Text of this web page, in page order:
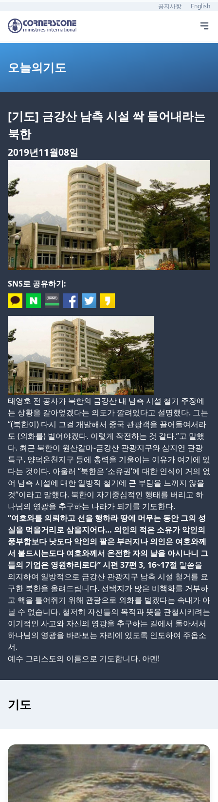
공지사항 English
오늘의기도
[기도] 금강산 남측 시설 싹 들어내라는
북한
2019년11월08일
SNS로 공유하기:
태영호 전 공사가 북한의 금강산 내 남측 시설 철거 주장에
는 상황을 갈아엎겠다는 의도가 깔려있다고 설명했다. 그는
“(북한이) 다시 그걸 개발해서 중국 관광객을 끌어들여서라
도 (외화를) 벌어야겠다. 이렇게 작전하는 것 같다.”고 말했
다. 최근 북한이 원산갈마-금강산 관광지구와 삼지연 관광
특구, 양덕온천지구 등에 총력을 기울이는 이유가 여기에 있
다는 것이다. 아울러 “북한은 ‘소유권’에 대한 인식이 거의 없
어 남측 시설에 대한 일방적 철거에 큰 부담을 느끼지 않을
것”이라고 말했다. 북한이 자기중심적인 행태를 버리고 하
나님의 영광을 추구하는 나라가 되기를 기도한다.
“여호와를 의뢰하고 선을 행하라 땅에 머무는 동안 그의 성
실을 먹을거리로 삼을지어다… 의인의 적은 소유가 악인의
풍부함보다 낫도다 악인의 팔은 부러지나 의인은 여호와께
서 붙드시는도다 여호와께서 온전한 자의 날을 아시나니 그
들의 기업은 영원하리로다” 시편 37편 3, 16~17절 말씀을
의지하여 일방적으로 금강산 관광지구 남측 시설 철거를 요
구한 북한을 올려드립니다. 선택지가 많은 비핵화를 거부하
고 핵을 틀어쥐기 위해 관광으로 외화를 벌겠다는 속내가 아
닐 수 없습니다. 철저히 자신들의 목적과 뜻을 관철시키려는
이기적인 사고와 자신의 영광을 추구하는 길에서 돌아서서
하나님의 영광을 바라보는 자리에 있도록 인도하여 주옵소
서.
예수 그리스도의 이름으로 기도합니다. 아멘!
기도